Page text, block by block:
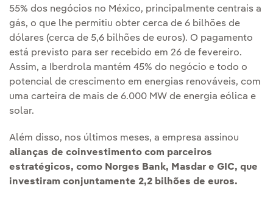
55% dos negócios no México, principalmente centrais a
gás, o que lhe permitiu obter cerca de 6 bilhões de
dólares (cerca de 5,6 bilhões de euros). O pagamento
está previsto para ser recebido em 26 de fevereiro.
Assim, a Iberdrola mantém 45% do negócio e todo o
potencial de crescimento em energias renováveis, com
uma carteira de mais de 6.000 MW de energia eólica e
solar.
Além disso, nos últimos meses, a empresa assinou
alianças de coinvestimento com parceiros
estratégicos, como Norges Bank, Masdar e GIC, que
investiram conjuntamente 2,2 bilhões de euros.